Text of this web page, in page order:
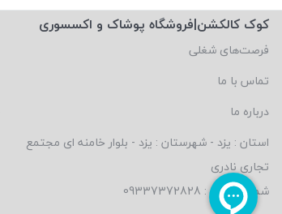
کوک کالکشن|فروشگاه پوشاک و اکسسوری
فرصت‌های شغلی
تماس با ما
درباره ما
استان : یزد - شهرستان : یزد - بلوار خامنه ای مجتمع
تجاری نادری
شماره تماس : 09337372828